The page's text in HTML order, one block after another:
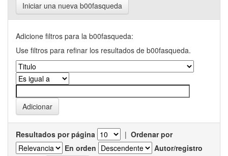
Iniciar una nueva b00fasqueda
Adicione filtros para la b00fasqueda:
Use filtros para refinar los resultados de b00fasqueda.
Resultados por página | Ordenar por
En orden
Autor/registro